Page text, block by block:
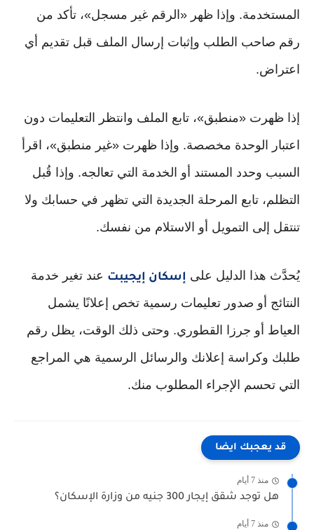
المستخدمة. وإذا ظهر «الرقم غير مسجل»، تأكد من
رقم صاحب الطلب وإثبات إرسال الملف قبل تقديم أي
اعتراض.
إذا ظهرت «منطبق»، تابع الملف وانتظر التعليمات دون
اعتبار الوحدة مخصصة. وإذا ظهرت «غير منطبق»، اقرأ
السبب وحدد المستند أو الخدمة التي تعالجه. وإذا قُبل
التظلم، تابع المرحلة الجديدة التي تظهر في حسابك ولا
تنتقل إلى التمويل أو الاستلام من نفسك.
يُحدَّث هذا الدليل على إسكان إيجيبت عند تغير خدمة
النتائج أو صدور تعليمات رسمية تخص إعلانًا يشمل
العياط أو جرزا القطوري. وحتى ذلك الوقت، يظل رقم
طلبك وكراسة إعلانك والرسائل الرسمية هي المراجع
التي تحسم الإجراء المطلوب منك.
قد يعجبك ايضا
منذ 7 أيام
هل توجد شقق إيجار 300 جنيه من وزارة الإسكان؟
منذ 7 أيام